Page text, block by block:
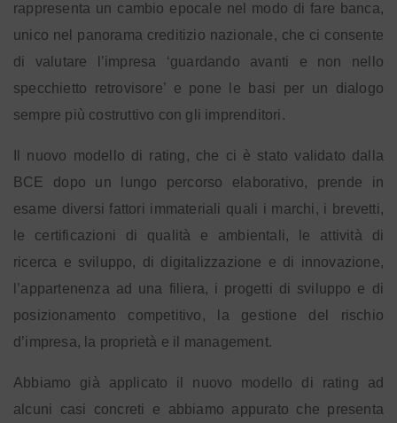
rappresenta un cambio epocale nel modo di fare banca,
unico nel panorama creditizio nazionale, che ci consente
di valutare l’impresa ‘guardando avanti e non nello
specchietto retrovisore’ e pone le basi per un dialogo
sempre più costruttivo con gli imprenditori.
Il nuovo modello di rating, che ci è stato validato dalla
BCE dopo un lungo percorso elaborativo, prende in
esame diversi fattori immateriali quali i marchi, i brevetti,
le certificazioni di qualità e ambientali, le attività di
ricerca e sviluppo, di digitalizzazione e di innovazione,
l’appartenenza ad una filiera, i progetti di sviluppo e di
posizionamento competitivo, la gestione del rischio
d’impresa, la proprietà e il management.
Abbiamo già applicato il nuovo modello di rating ad
alcuni casi concreti e abbiamo appurato che presenta